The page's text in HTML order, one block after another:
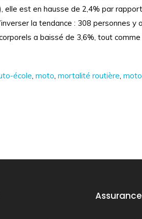
elle est en hausse de 2,4% par
la tendance : 308 personnes
a baissé de 3,6%, tout
école, moto, mortalité routière,